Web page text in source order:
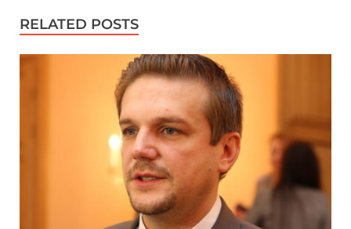
RELATED POSTS